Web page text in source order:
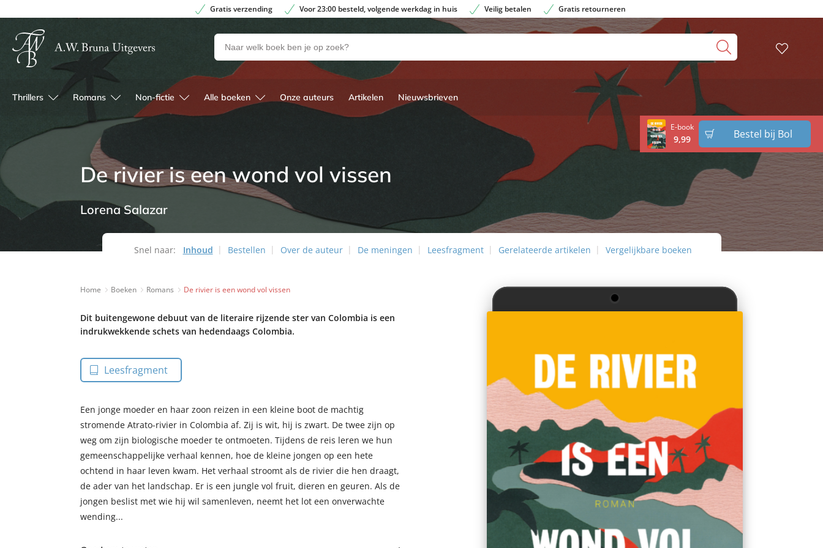
Gratis verzending Voor 23:00 besteld, volgende werkdag in huis Veilig betalen Gratis retourneren
Zoeken
naar
boeken,
en
uitgevers
Thrillers Romans Non-fictie Alle boeken Onze auteurs Artikelen Nieuwsbrieven
E-book
9,99 Bestel bij Bol
De rivier is een wond vol vissen
Lorena Salazar
Snel naar: Inhoud Bestellen Over de auteur De meningen Leesfragment Gerelateerde artikelen Vergelijkbare boeken
Home Boeken Romans De rivier is een wond vol vissen
Dit buitengewone debuut van de literaire rijzende ster van Colombia is een
indrukwekkende schets van hedendaags Colombia.
Leesfragment
Een jonge moeder en haar zoon reizen in een kleine boot de machtig
stromende Atrato-rivier in Colombia af. Zij is wit, hij is zwart. De twee zijn op
weg om zijn biologische moeder te ontmoeten. Tijdens de reis leren we hun
gemeenschappelijke verhaal kennen, hoe de kleine jongen op een hete
ochtend in haar leven kwam. Het verhaal stroomt als de rivier die hen draagt,
de ader van het landschap. Er is een jungle vol fruit, dieren en geuren. Als de
jongen beslist met wie hij wil samenleven, neemt het lot een onverwachte
wending...